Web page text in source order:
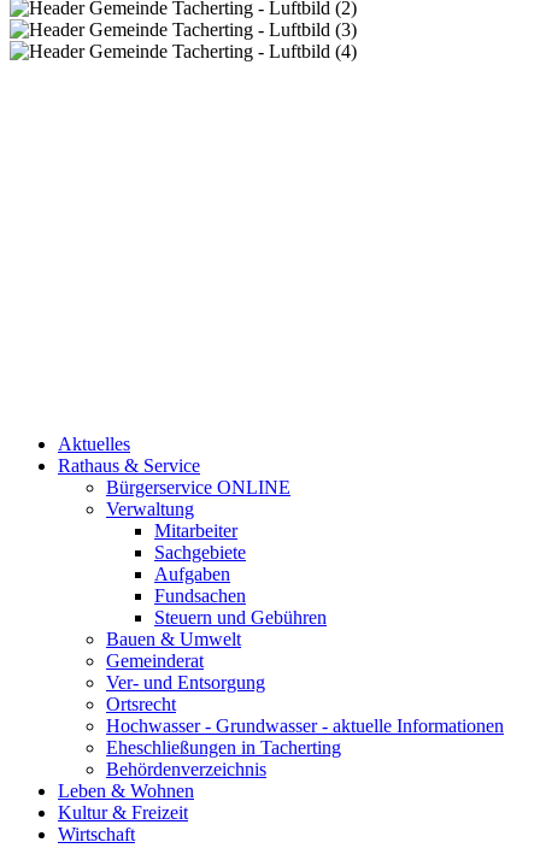
Aktuelles
Rathaus & Service
Bürgerservice ONLINE
Verwaltung
Mitarbeiter
Sachgebiete
Aufgaben
Fundsachen
Steuern und Gebühren
Bauen & Umwelt
Gemeinderat
Ver- und Entsorgung
Ortsrecht
Hochwasser - Grundwasser - aktuelle Informationen
Eheschließungen in Tacherting
Behördenverzeichnis
Leben & Wohnen
Kultur & Freizeit
Wirtschaft